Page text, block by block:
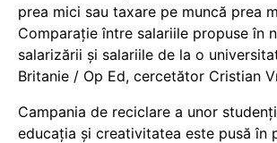
prea mici sau taxare pe muncă prea
Comparație între salariile propuse în
salarizării și salariile de la o
Britanie / Op Ed, cercetător Cristian
Campania de reciclare a unor
educația și creativitatea este pusă în